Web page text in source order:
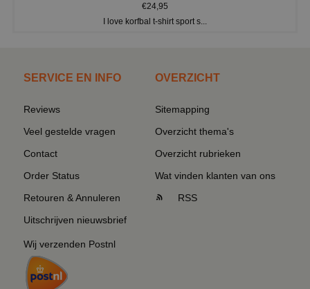
€24,95
I love korfbal t-shirt sport s...
SERVICE EN INFO
Reviews
Veel gestelde vragen
Contact
Order Status
Retouren & Annuleren
Uitschrijven nieuwsbrief
Wij verzenden Postnl
OVERZICHT
Sitemapping
Overzicht thema's
Overzicht rubrieken
Wat vinden klanten van ons
RSS